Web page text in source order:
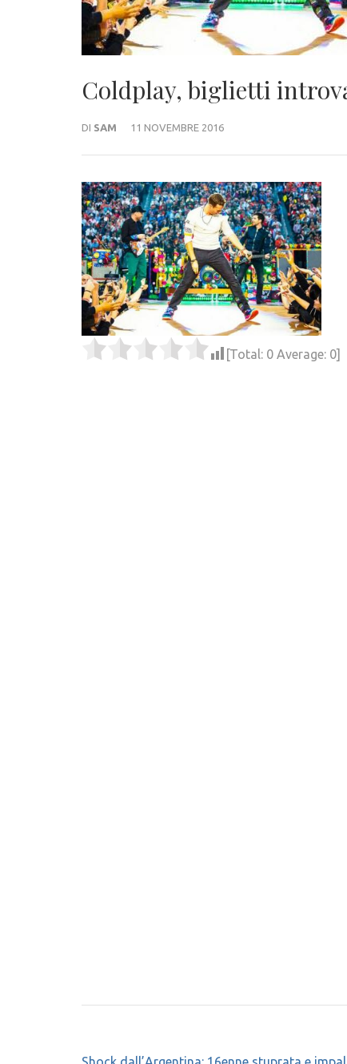
Coldplay, biglietti
DI SAM 11 NOVEMBRE 2016
[Total: 0 Average: 0]